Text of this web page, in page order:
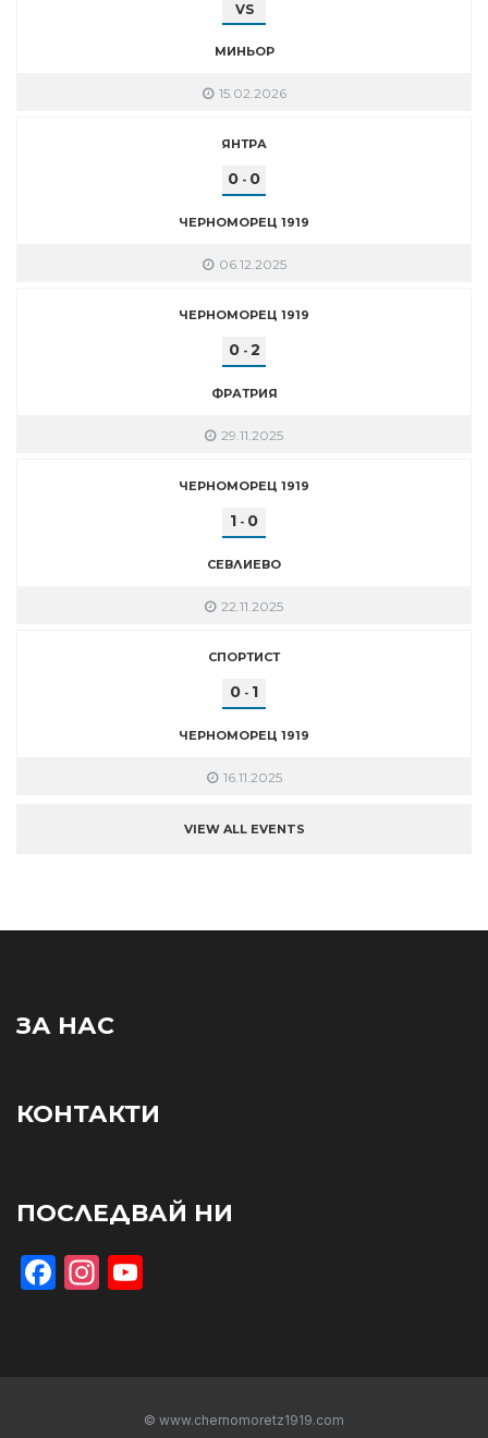
VS
МИНЬОР
15.02.2026
ЯНТРА
0 - 0
ЧЕРНОМОРЕЦ 1919
06.12.2025
ЧЕРНОМОРЕЦ 1919
0- 2
ФРАТРИЯ
29.11.2025
ЧЕРНОМОРЕЦ 1919
1 - 0
СЕВЛИЕВО
22.11.2025
СПОРТИСТ
0 - 1
ЧЕРНОМОРЕЦ 1919
16.11.2025
VIEW ALL EVENTS
ЗА НАС
КОНТАКТИ
ПОСЛЕДВАЙ НИ
Facebook
Instagram
© www.chernomoretz1919.com